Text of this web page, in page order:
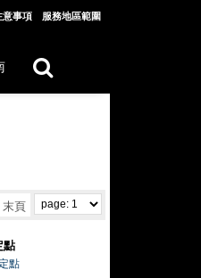
事項 服務地區範圍
末頁
點